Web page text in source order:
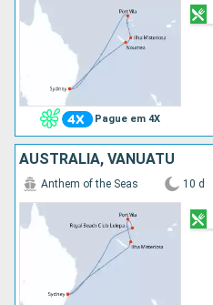
Pague em 4X
AUSTRALIA, VANUATU
Anthem of the Seas 10 d